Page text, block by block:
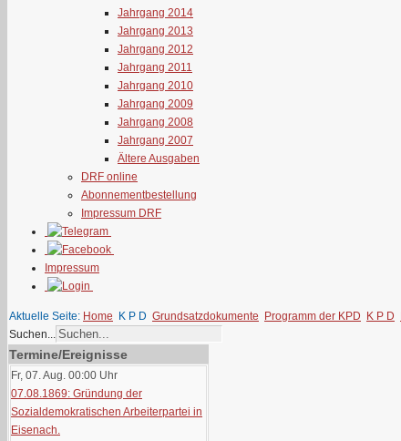
Jahrgang 2014
Jahrgang 2013
Jahrgang 2012
Jahrgang 2011
Jahrgang 2010
Jahrgang 2009
Jahrgang 2008
Jahrgang 2007
Ältere Ausgaben
DRF online
Abonnementbestellung
Impressum DRF
Impressum
Aktuelle Seite: Home K P D Grundsatzdokumente Programm der KPD K P D
Suchen...
Termine/Ereignisse
Fr, 07. Aug. 00:00 Uhr
07.08.1869: Gründung der
Sozialdemokratischen Arbeiterpartei in
Eisenach.